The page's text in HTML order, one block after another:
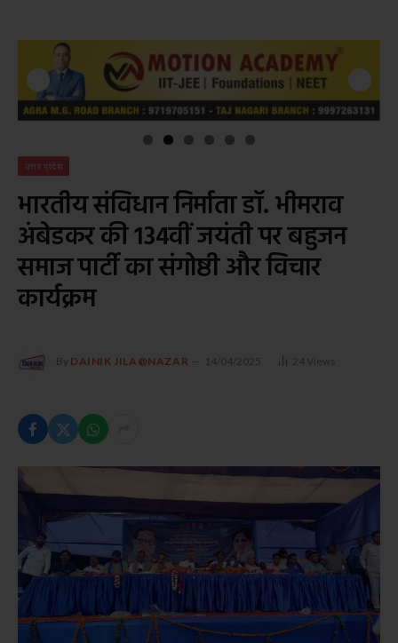
उत्तर प्रदेश
भारतीय संविधान निर्माता डॉ. भीमराव
अंबेडकर की 134वीं जयंती पर बहुजन
समाज पार्टी का संगोष्ठी और विचार
कार्यक्रम
By DAINIK JILA@NAZAR 14/04/2025 24 Views